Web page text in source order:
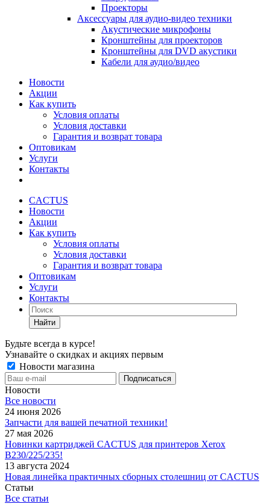
Проекторы
Аксессуары для аудио-видео техники
Акустические микрофоны
Кронштейны для проекторов
Кронштейны для DVD акустики
Кабели для аудио/видео
Новости
Акции
Как купить
Условия оплаты
Условия доставки
Гарантия и возврат товара
Оптовикам
Услуги
Контакты
CACTUS
Новости
Акции
Как купить
Условия оплаты
Условия доставки
Гарантия и возврат товара
Оптовикам
Услуги
Контакты
Найти
Будьте всегда в курсе!
Узнавайте о скидках и акциях первым
Новости магазина
Новости
Все новости
24 июня 2026
Запчасти для вашей печатной техники!
27 мая 2026
Новинки картриджей CACTUS для принтеров Xerox
B230/225/235!
13 августа 2024
Новая линейка практичных сборных столешниц от CACTUS
Статьи
Все статьи